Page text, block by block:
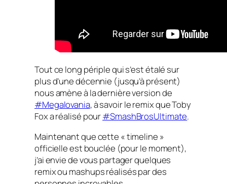
Tout ce long périple qui s’est étalé sur
plus d’une décennie (jusqu’à présent)
nous amène à la dernière version de
#Megalovania, à savoir le remix que Toby
Fox a réalisé pour#SmashBrosUltimate.
Maintenant que cette « timeline »
officielle est bouclée (pour le moment),
j’ai envie de vous partager quelques
remix ou mashups réalisés par des